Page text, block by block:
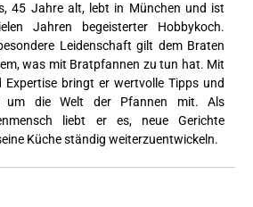
45 Jahre alt, lebt in München und ist
Jahren begeisterter Hobbykoch.
Leidenschaft gilt dem Braten
was mit Bratpfannen zu tun hat. Mit
Expertise bringt er wertvolle Tipps und
um die Welt der Pfannen mit. Als
liebt er es, neue Gerichte
Küche ständig weiterzuentwickeln.